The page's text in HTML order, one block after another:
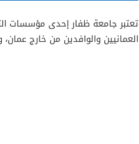
2
تعتبر جامعة ظفار إحدى مؤسسات
العمانيين والوافدين من خارج